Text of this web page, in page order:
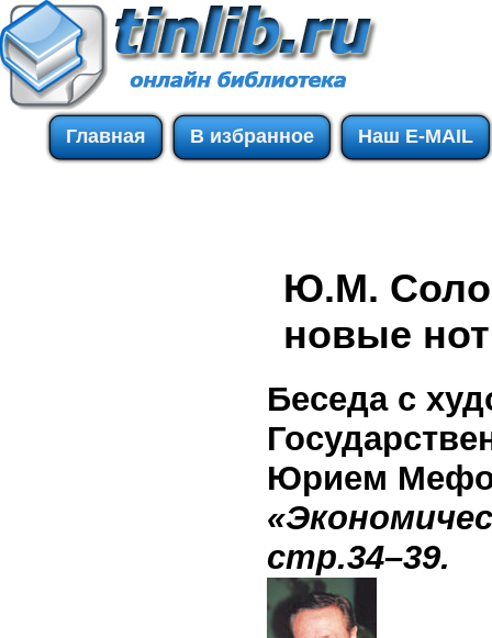
Главная В избранное Наш E-MAIL
Ю.М.
новые
Беседа с
Юрием
стр.34–39.